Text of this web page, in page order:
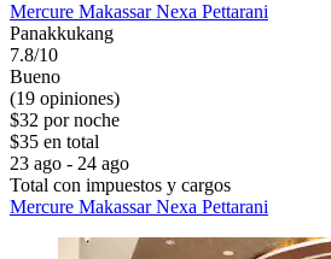
Mercure Makassar Nexa Pettarani
Panakkukang
7.8/10
Bueno
(19 opiniones)
$32 por noche
$35 en total
23 ago - 24 ago
Total con impuestos y cargos
Mercure Makassar Nexa Pettarani